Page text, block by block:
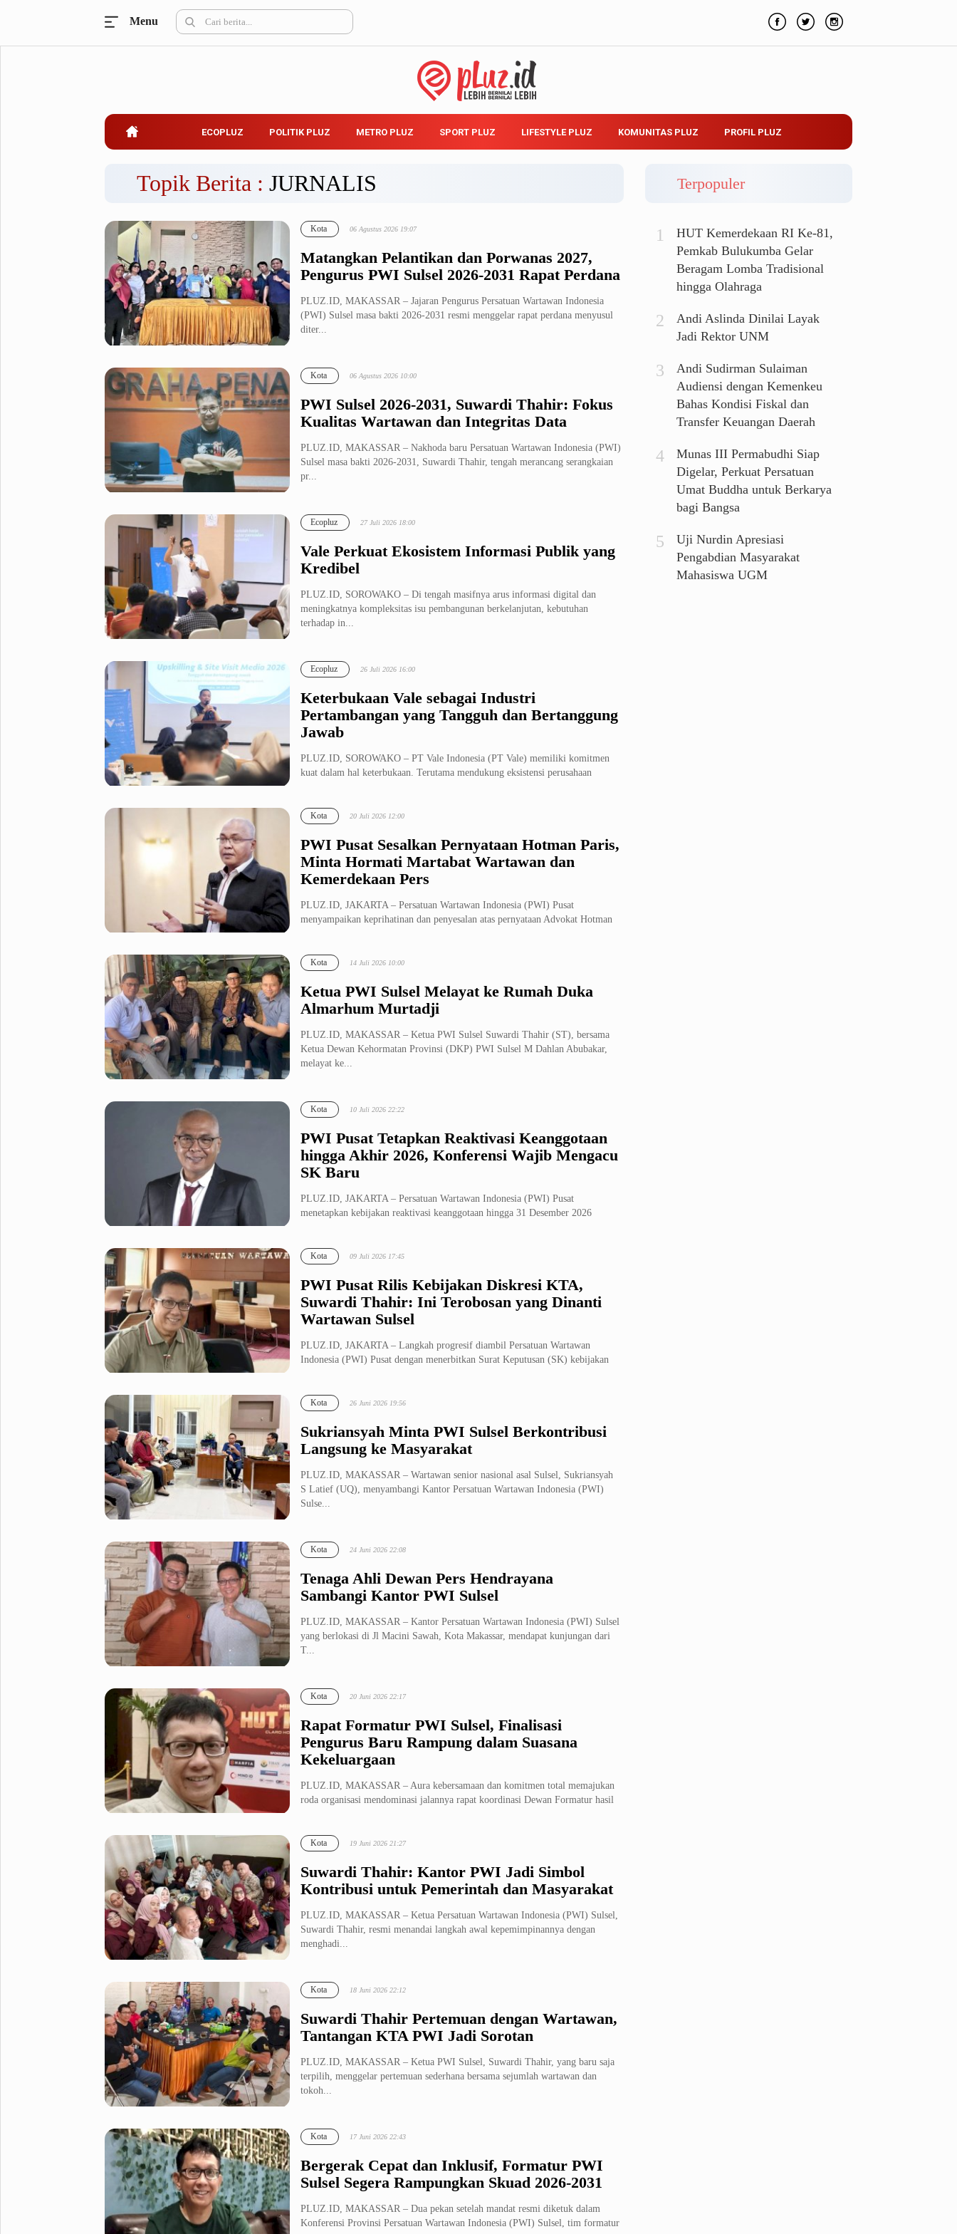
Belanja
Kuliner
Pemilu
Partai Politik
Pilpres
Hukum & Kriminal
Internasional
Citizen
Pemerintahan
Bulutangkis
Golf
Infotainment
Parenting
Menu
ECOPLUZ POLITIK PLUZ METRO PLUZ SPORT PLUZ LIFESTYLE PLUZ KOMUNITAS PLUZ PROFIL PLUZ
Topik Berita : JURNALIS
Matangkan Pelantikan dan Porwanas 2027,
Pengurus PWI Sulsel 2026-2031 Rapat Perdana
Kota 06 Agustus 2026 19:07
PLUZ.ID, MAKASSAR – Jajaran Pengurus Persatuan Wartawan Indonesia
(PWI) Sulsel masa bakti 2026-2031 resmi menggelar rapat perdana menyusul
diter...
PWI Sulsel 2026-2031, Suwardi Thahir: Fokus
Kualitas Wartawan dan Integritas Data
Kota 06 Agustus 2026 10:00
PLUZ.ID, MAKASSAR – Nakhoda baru Persatuan Wartawan Indonesia (PWI)
Sulsel masa bakti 2026-2031, Suwardi Thahir, tengah merancang serangkaian
pr...
Vale Perkuat Ekosistem Informasi Publik yang
Kredibel
Ecopluz 27 Juli 2026 18:00
PLUZ.ID, SOROWAKO – Di tengah masifnya arus informasi digital dan
meningkatnya kompleksitas isu pembangunan berkelanjutan, kebutuhan
terhadap in...
Keterbukaan Vale sebagai Industri
Pertambangan yang Tangguh dan Bertanggung
Jawab
Ecopluz 26 Juli 2026 16:00
PLUZ.ID, SOROWAKO – PT Vale Indonesia (PT Vale) memiliki komitmen
kuat dalam hal keterbukaan. Terutama mendukung eksistensi perusahaan
PWI Pusat Sesalkan Pernyataan Hotman Paris,
Minta Hormati Martabat Wartawan dan
Kemerdekaan Pers
Kota 20 Juli 2026 12:00
PLUZ.ID, JAKARTA – Persatuan Wartawan Indonesia (PWI) Pusat
menyampaikan keprihatinan dan penyesalan atas pernyataan Advokat Hotman
Ketua PWI Sulsel Melayat ke Rumah Duka
Almarhum Murtadji
Kota 14 Juli 2026 10:00
PLUZ.ID, MAKASSAR – Ketua PWI Sulsel Suwardi Thahir (ST), bersama
Ketua Dewan Kehormatan Provinsi (DKP) PWI Sulsel M Dahlan Abubakar,
melayat ke...
PWI Pusat Tetapkan Reaktivasi Keanggotaan
hingga Akhir 2026, Konferensi Wajib Mengacu
SK Baru
Kota 10 Juli 2026 22:22
PLUZ.ID, JAKARTA – Persatuan Wartawan Indonesia (PWI) Pusat
menetapkan kebijakan reaktivasi keanggotaan hingga 31 Desember 2026
PWI Pusat Rilis Kebijakan Diskresi KTA,
Suwardi Thahir: Ini Terobosan yang Dinanti
Wartawan Sulsel
Kota 09 Juli 2026 17:45
PLUZ.ID, JAKARTA – Langkah progresif diambil Persatuan Wartawan
Indonesia (PWI) Pusat dengan menerbitkan Surat Keputusan (SK) kebijakan
Sukriansyah Minta PWI Sulsel Berkontribusi
Langsung ke Masyarakat
Kota 26 Juni 2026 19:56
PLUZ.ID, MAKASSAR – Wartawan senior nasional asal Sulsel, Sukriansyah
S Latief (UQ), menyambangi Kantor Persatuan Wartawan Indonesia (PWI)
Sulse...
Tenaga Ahli Dewan Pers Hendrayana
Sambangi Kantor PWI Sulsel
Kota 24 Juni 2026 22:08
PLUZ.ID, MAKASSAR – Kantor Persatuan Wartawan Indonesia (PWI) Sulsel
yang berlokasi di Jl Macini Sawah, Kota Makassar, mendapat kunjungan dari
T...
Rapat Formatur PWI Sulsel, Finalisasi
Pengurus Baru Rampung dalam Suasana
Kekeluargaan
Kota 20 Juni 2026 22:17
PLUZ.ID, MAKASSAR – Aura kebersamaan dan komitmen total memajukan
roda organisasi mendominasi jalannya rapat koordinasi Dewan Formatur hasil
Suwardi Thahir: Kantor PWI Jadi Simbol
Kontribusi untuk Pemerintah dan Masyarakat
Kota 19 Juni 2026 21:27
PLUZ.ID, MAKASSAR – Ketua Persatuan Wartawan Indonesia (PWI) Sulsel,
Suwardi Thahir, resmi menandai langkah awal kepemimpinannya dengan
menghadi...
Suwardi Thahir Pertemuan dengan Wartawan,
Tantangan KTA PWI Jadi Sorotan
Kota 18 Juni 2026 22:12
PLUZ.ID, MAKASSAR – Ketua PWI Sulsel, Suwardi Thahir, yang baru saja
terpilih, menggelar pertemuan sederhana bersama sejumlah wartawan dan
tokoh...
Bergerak Cepat dan Inklusif, Formatur PWI
Sulsel Segera Rampungkan Skuad 2026-2031
Kota 17 Juni 2026 22:43
PLUZ.ID, MAKASSAR – Dua pekan setelah mandat resmi diketuk dalam
Konferensi Provinsi Persatuan Wartawan Indonesia (PWI) Sulsel, tim formatur
Terpopuler
HUT Kemerdekaan RI Ke-81,
Pemkab Bulukumba Gelar
Beragam Lomba Tradisional
hingga Olahraga
Andi Aslinda Dinilai Layak
Jadi Rektor UNM
Andi Sudirman Sulaiman
Audiensi dengan Kemenkeu
Bahas Kondisi Fiskal dan
Transfer Keuangan Daerah
Munas III Permabudhi Siap
Digelar, Perkuat Persatuan
Umat Buddha untuk Berkarya
bagi Bangsa
Uji Nurdin Apresiasi
Pengabdian Masyarakat
Mahasiswa UGM